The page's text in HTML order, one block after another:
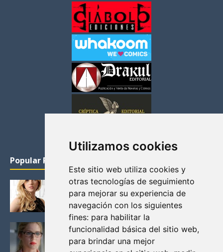
Utilizamos cookies
Este sitio web utiliza cookies y
otras tecnologías de seguimiento
para mejorar su experiencia de
navegación con los siguientes
fines: para habilitar la
funcionalidad básica del sitio web,
para brindar una mejor
Popular Posts
KATHERYN WINNICK: LA ACTRIZ MAS GUAPA DE
VIKINGOS
Junio 14, 2013
FELICITY (EMILY BETT RICKARDS), LAS FOTOS
MAS BONITAS DE LA ALIADA DE ARROW
Noviembre 30, 2013